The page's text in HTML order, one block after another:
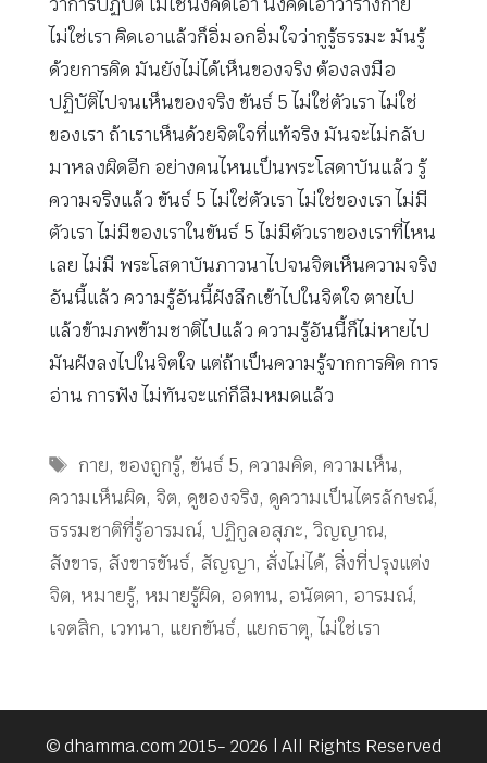
ไม่ใช่เรา คิดเอาแล้วก็อิ่มอกอิ่มใจว่ากูรู้ธรรมะ มันรู้
ด้วยการคิด มันยังไม่ได้เห็นของจริง ต้องลงมือ
ปฏิบัติไปจนเห็นของจริง ขันธ์ 5 ไม่ใช่ตัวเรา ไม่ใช่
ของเรา ถ้าเราเห็นด้วยจิตใจที่แท้จริง มันจะไม่กลับ
มาหลงผิดอีก อย่างคนไหนเป็นพระโสดาบันแล้ว รู้
ความจริงแล้ว ขันธ์ 5 ไม่ใช่ตัวเรา ไม่ใช่ของเรา ไม่มี
ตัวเรา ไม่มีของเราในขันธ์ 5 ไม่มีตัวเราของเราที่ไหน
เลย ไม่มี พระโสดาบันภาวนาไปจนจิตเห็นความจริง
อันนี้แล้ว ความรู้อันนี้ฝังลึกเข้าไปในจิตใจ ตายไป
แล้วข้ามภพข้ามชาติไปแล้ว ความรู้อันนี้ก็ไม่หายไป
มันฝังลงไปในจิตใจ แต่ถ้าเป็นความรู้จากการคิด การ
อ่าน การฟัง ไม่ทันจะแก่ก็ลืมหมดแล้ว
Tags
กาย, ของถูกรู้, ขันธ์ 5,ความคิด,ความเห็น,
ความเห็นผิด, จิต, ดูของจริง, ดูความเป็นไตรลักษณ์,
ธรรมชาติที่รู้อารมณ์, ปฏิกูลอสุภะ, วิญญาณ,
สังขาร, สังขารขันธ์, สัญญา, สั่งไม่ได้, สิ่งที่ปรุงแต่ง
จิต, หมายรู้, หมายรู้ผิด, อดทน, อนัตตา, อารมณ์,
เจตสิก, เวทนา, แยกขันธ์, แยกธาตุ, ไม่ใช่เรา
© dhamma.com 2015- 2026 | All Rights Reserved